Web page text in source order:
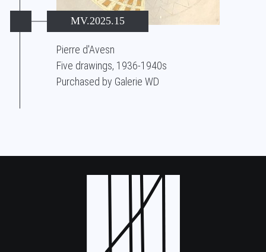
MV.2025.15
Pierre d'Avesn
Five drawings, 1936-1940s
Purchased by Galerie WD